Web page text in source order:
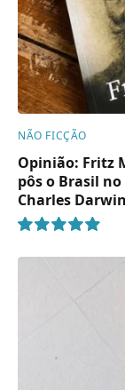
NÃO FICÇÃO
Opinião: Fritz
pôs o Brasil
Charles Darwin
10